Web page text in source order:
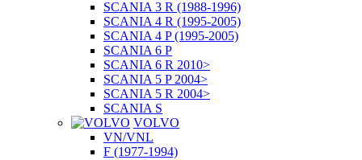
SCANIA 3 R (1988-1996)
SCANIA 4 R (1995-2005)
SCANIA 4 P (1995-2005)
SCANIA 6 P
SCANIA 6 R 2010>
SCANIA 5 P 2004>
SCANIA 5 R 2004>
SCANIA S
VOLVO
VN/VNL
F (1977-1994)